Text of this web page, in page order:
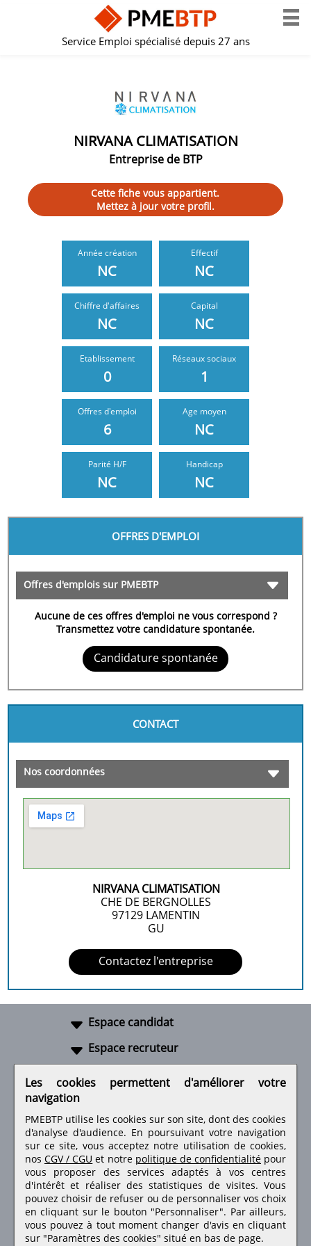
Service Emploi spécialisé depuis 27 ans
NIRVANA CLIMATISATION
Entreprise de BTP
Cette fiche vous appartient.
Mettez à jour votre profil.
Année création
NC
Effectif
NC
Chiffre d'affaires
NC
Capital
NC
Etablissement
0
Réseaux sociaux
1
Offres d'emploi
6
Age moyen
NC
NC NC
OFFRES D'EMPLOI
Offres d'emplois sur PMEBTP
Aucune de ces offres d'emploi ne vous correspond ?
Transmettez votre candidature spontanée.
Candidature spontanée
CONTACT
Nos coordonnées
NIRVANA CLIMATISATION
CHE DE BERGNOLLES
97129 LAMENTIN
GU
Contactez l'entreprise
Espace candidat
Espace recruteur
Retrouvez-nous sur les réseaux sociaux
Les cookies permettent d'améliorer votre
navigation
PMEBTP utilise les cookies sur son site, dont des cookies
d'analyse d'audience. En poursuivant votre navigation
sur ce site, vous acceptez notre utilisation de cookies,
nos CGV / CGU et notre politique de confidentialité pour
vous proposer des services adaptés à vos centres
d'intérêt et réaliser des statistiques de visites.Vous
pouvez choisir de refuser ou de personnaliser vos choix
en cliquant sur le bouton "Personnaliser". Par ailleurs,
vous pouvez à tout moment changer d'avis en cliquant
sur "Paramètres des cookies" situé en bas de page.